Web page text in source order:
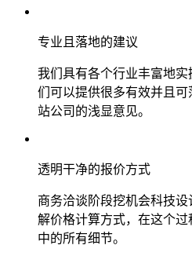
专业且落地的建议
我们具有各个行业丰富地
们可以提供很多有效并且
站公司的浅显意见。
透明干净的报价方式
商务洽谈阶段挖机会科技
解价格计算方式，在这个
中的所有细节。